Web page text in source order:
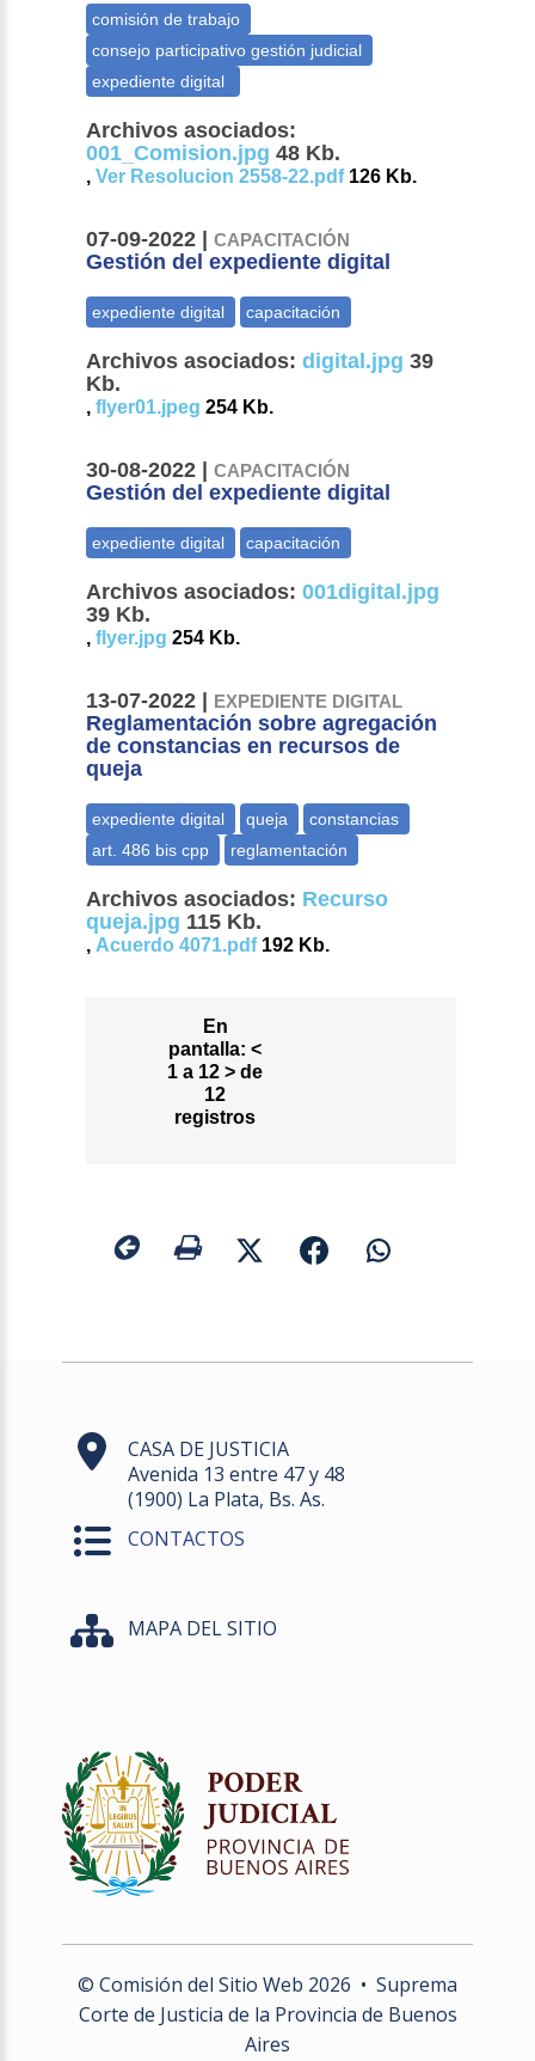
Archivos asociados:
001_Comision.jpg 48 Kb.
,Ver Resolucion 2558-22.pdf126 Kb.
07-09-2022 |CAPACITACIÓN
Gestión del expediente digital
Archivos asociados: digital.jpg 39
Kb.
,flyer01.jpeg 254 Kb.
30-08-2022 |CAPACITACIÓN
Gestión del expediente digital
Archivos asociados: 001digital.jpg
39 Kb.
,flyer.jpg 254 Kb.
13-07-2022 | EXPEDIENTE DIGITAL
Reglamentación sobre agregación
de constancias en recursos de
queja
Archivos asociados: Recurso
queja.jpg 115 Kb.
, Acuerdo 4071.pdf192 Kb.
En
pantalla: <
1 a 12 > de
12
registros
CASA DE JUSTICIA
Avenida 13 entre 47 y 48
(1900) La Plata, Bs. As.
CONTACTOS
MAPA DEL SITIO
© Comisión del Sitio Web 2026 • Suprema
Corte de Justicia de la Provincia de Buenos
Aires